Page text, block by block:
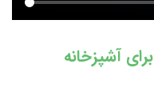
آشپزخانه